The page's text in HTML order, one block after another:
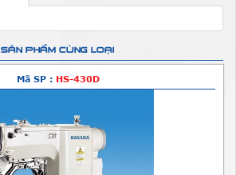
SẢN PHẨM CÙNG LOẠI
Mã SP : HS-430D